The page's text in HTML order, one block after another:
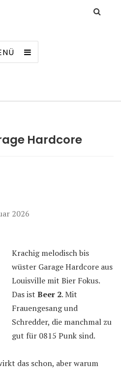
Hardcore
2026
Krachig melodisch bis
wüster Garage Hardcore aus
Louisville mit Bier Fokus.
Das ist Beer 2. Mit
Frauengesang und
Schredder, die manchmal zu
gut für 0815 Punk sind.
das schon, aber warum